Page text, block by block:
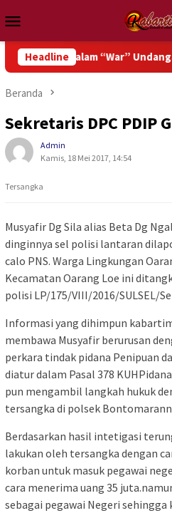
ke
kontenMobile
Headline
dalam “War” Undangan
Beranda
Sekretaris DPC PDIP
Admin
Kamis, 18 Mei 2017, 14:54
Tersangka
Musyafir Dg Sila alias Beta Dg
dinginnya sel polisi lantaran
calo PNS. Warga Lingkungan
Kecamatan Oarang Loe ini
polisi LP/175/VIII/2016/SULSEL/
Informasi yang dihimpun
membawa Musyafir berurusan
perkara tindak pidana Penipuan
diatur dalam Pasal 378
pun mengambil langkah hukuk
tersangka di polsek
Berdasarkan hasil intetigasi
lakukan oleh tersangka dengan
korban untuk masuk pegawai
cara menerima uang 35
sebagai pegawai Negeri